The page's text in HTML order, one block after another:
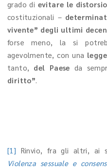
grado di evitare le
costituzionali –
vivente” degli ultimi
forse meno, la si
agevolmente, con una
tanto, del Paese da
diritto”.
[1] Rinvio, fra gli altri, ai
Violenza sessuale e